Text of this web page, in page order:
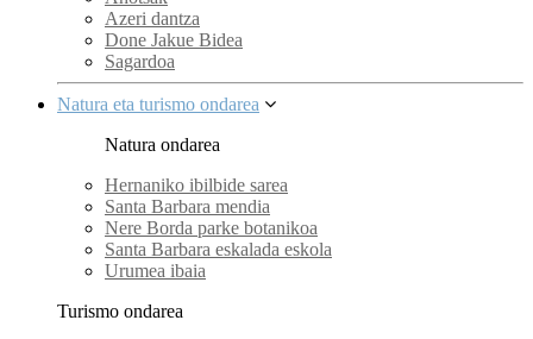
Azeri dantza
Done Jakue Bidea
Sagardoa
Natura eta turismo ondarea
Natura ondarea
Hernaniko ibilbide sarea
Santa Barbara mendia
Nere Borda parke botanikoa
Santa Barbara eskalada eskola
Urumea ibaia
Turismo ondarea